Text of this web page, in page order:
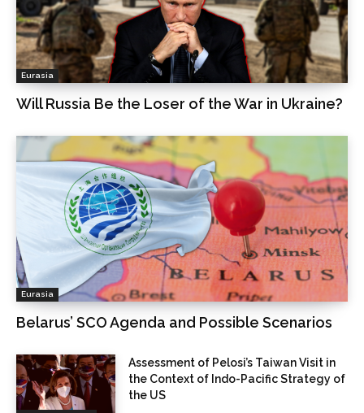
Eurasia
Will Russia Be the Loser of the War in Ukraine?
Eurasia
Belarus’ SCO Agenda and Possible Scenarios
Assessment of Pelosi’s Taiwan Visit in
the Context of Indo-Pacific Strategy of
the US